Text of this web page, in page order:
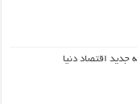
جدید اقتصاد دنیا